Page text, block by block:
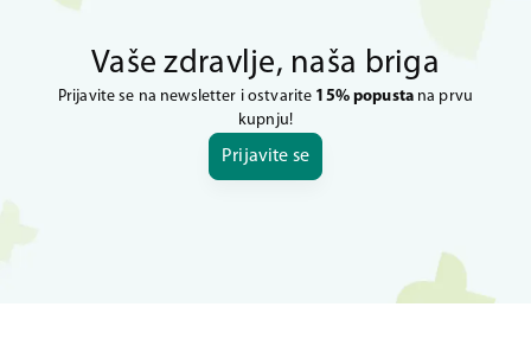
Vaše zdravlje, naša briga
Prijavite se na newsletter i ostvarite 15% popustana prvu
kupnju!
Prijavite se